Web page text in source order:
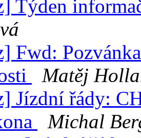
Týden
Fwd:
Matěj
Jízdní řády:
Michal